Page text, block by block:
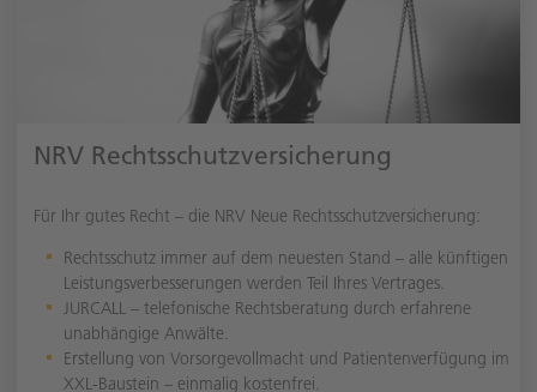
NRV Rechtsschutzversicherung
Für Ihr gutes Recht – die NRV Neue Rechtsschutzversicherung:
Rechtsschutz immer auf dem neuesten Stand – alle künftigen
Leistungsverbesserungen werden Teil Ihres Vertrages.
JURCALL – telefonische Rechtsberatung durch erfahrene
unabhängige Anwälte.
Erstellung von Vorsorgevollmacht und Patientenverfügung im
XXL-Baustein – einmalig kostenfrei.